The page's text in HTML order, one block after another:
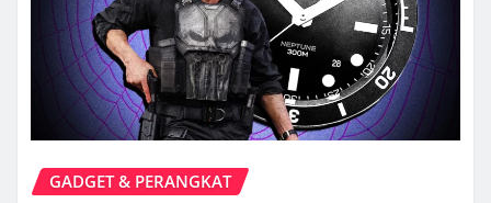
GADGET & PERANGKAT